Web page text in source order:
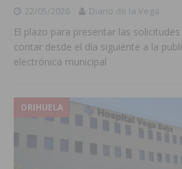
22/05/2026 Diario de la Vega
El plazo para presentar las
contar desde el día siguiente a la
electrónica municipal
ORIHUELA